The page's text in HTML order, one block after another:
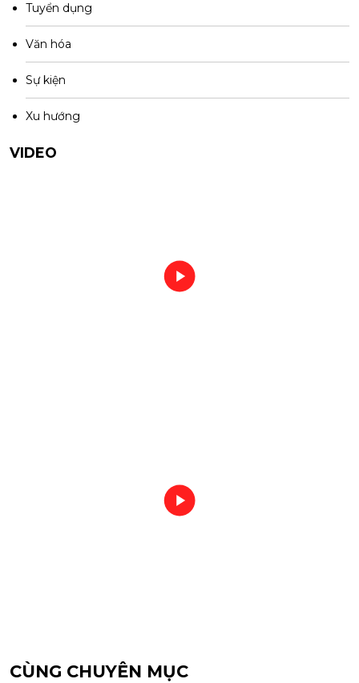
Tuyển dụng
Văn hóa
Sự kiện
Xu hướng
VIDEO
CÙNG CHUYÊN MỤC